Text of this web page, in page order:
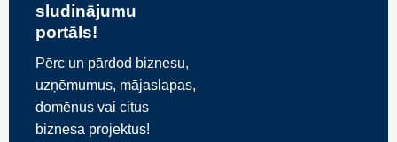
sludinājumu
portāls!
Pērc un pārdod biznesu,
uzņēmumus, mājaslapas,
domēnus vai citus
biznesa projektus!